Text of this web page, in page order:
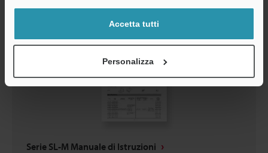
Accetta tutti
Personalizza
Serie SL-M Manuale di Istruzioni